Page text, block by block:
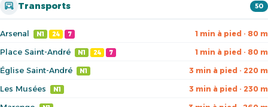
Transports 50
Arsenal N1 24 7 1 min à pied · 80 m
Place Saint-André N1 24 7 1 min à pied · 80 m
Église Saint-André N1 3 min à pied · 220 m
Les Musées N1 3 min à pied · 230 m